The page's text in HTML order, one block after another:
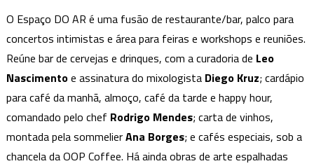
O Espaço DO AR é uma fusão de restaurante/bar, palco para
concertos intimistas e área para feiras e workshops e reuniões.
Reúne bar de cervejas e drinques, com a curadoria de Leo
Nascimentoe assinatura do mixologista Diego Kruz; cardápio
para café da manhã, almoço, café da tarde e happy hour,
comandado pelo chef Rodrigo Mendes; carta de vinhos,
montada pela sommelierAna Borges; e cafés especiais, sob a
chancela da OOP Coffee. Há ainda obras de arte espalhadas